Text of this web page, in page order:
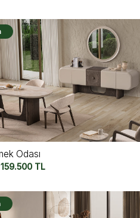
Odası
159.500 TL